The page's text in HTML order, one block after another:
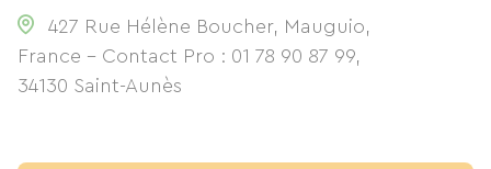
427 Rue Hélène Boucher, Mauguio,
France - Contact Pro : 01 78 90 87 99,
34130 Saint-Aunès